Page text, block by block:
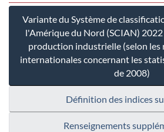
Variante du Système de
l'Amérique du Nord (SCIAN)
production industrielle (selon les
internationales concernant les
de 2008)
Définition des indices
Renseignements